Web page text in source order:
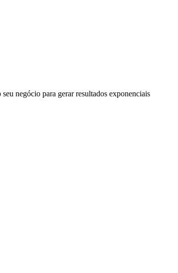
negócio para gerar resultados exponenciais